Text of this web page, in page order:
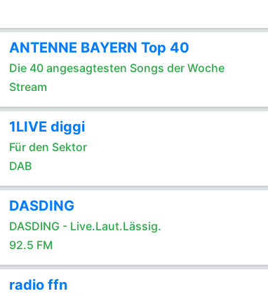
ANTENNE BAYERN Top 40
Die 40 angesagtesten Songs der Woche
Stream
1LIVE diggi
Für den Sektor
DAB
DASDING
DASDING - Live.Laut.Lässig.
92.5 FM
radio ffn